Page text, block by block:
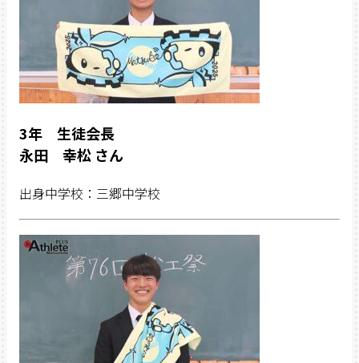
3年 生徒会長
永田 幸松 さん
出身中学校：三郷中学校